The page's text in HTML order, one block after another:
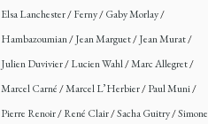
Elsa Lanchester/Ferny/Gaby Morlay/
Hambazoumian/Jean Marguet/Jean Murat/
Julien Duvivier/Lucien Wahl/Marc Allegret/
Marcel Carné/Marcel L’Herbier/Paul Muni/
Pierre Renoir/René Clair/Sacha Guitry/Simone